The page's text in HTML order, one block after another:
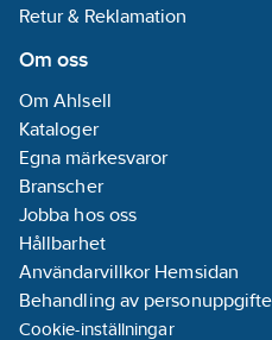
Retur & Reklamation
Om oss
Om Ahlsell
Kataloger
Egna märkesvaror
Branscher
Jobba hos oss
Hållbarhet
Användarvillkor Hemsidan
Behandling av
Cookie-inställningar